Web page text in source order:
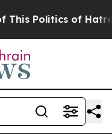
Politics of Hatred”